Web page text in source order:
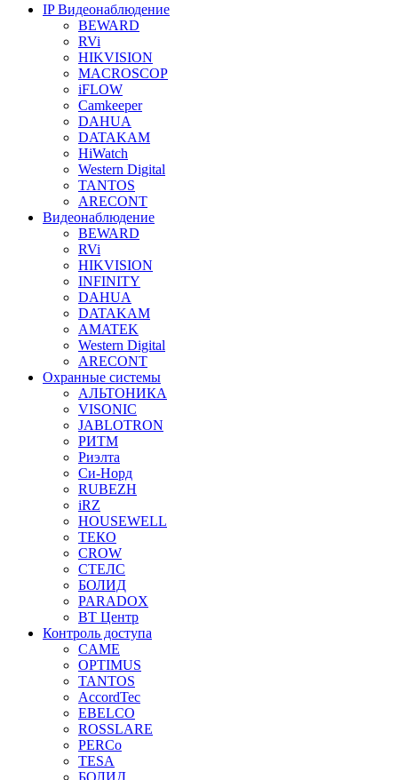
IP Видеонаблюдение
BEWARD
RVi
HIKVISION
MACROSCOP
iFLOW
Camkeeper
DAHUA
DATAKAM
HiWatch
Western Digital
TANTOS
ARECONT
Видеонаблюдение
BEWARD
RVi
HIKVISION
INFINITY
DAHUA
DATAKAM
AMATEK
Western Digital
ARECONT
Охранные системы
АЛЬТОНИКА
VISONIC
JABLOTRON
РИТМ
Риэлта
Си-Норд
RUBEZH
iRZ
HOUSEWELL
ТЕКО
CROW
СТЕЛС
БОЛИД
PARADOX
ВТ Центр
Контроль доступа
CAME
OPTIMUS
TANTOS
AccordTec
EBELCO
ROSSLARE
PERCo
TESA
БОЛИД